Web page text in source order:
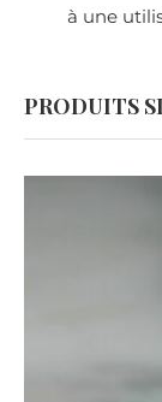
à une
PRODUITS